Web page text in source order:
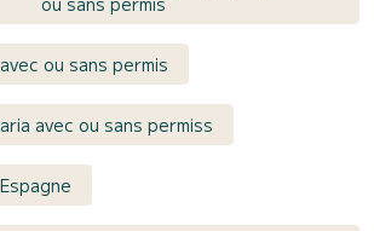
ou sans permis
avec ou sans permiss